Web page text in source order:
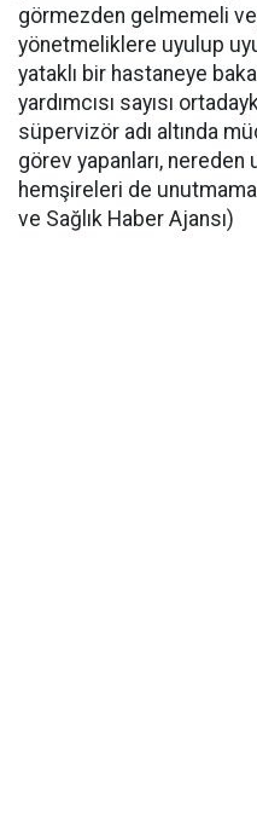
görmezden gelmemeli
yönetmeliklere uyulup
yataklı bir hastaneye
yardımcısı sayısı
süpervizör adı altında
görev yapanları, nereden
hemşireleri de
ve Sağlık Haber Ajansı)